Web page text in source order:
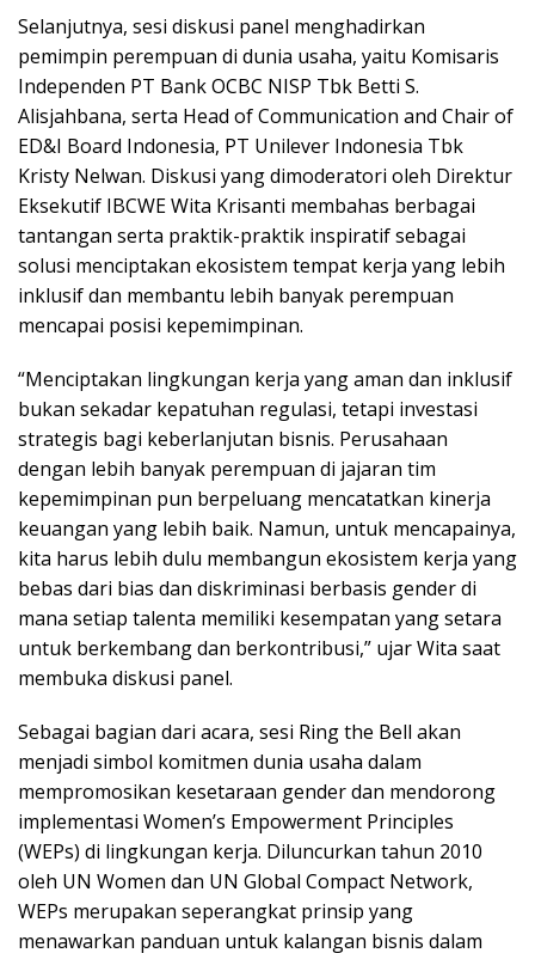
Selanjutnya, sesi diskusi panel menghadirkan
pemimpin perempuan di dunia usaha, yaitu Komisaris
Independen PT Bank OCBC NISP Tbk Betti S.
Alisjahbana, serta Head of Communication and Chair of
ED&I Board Indonesia, PT Unilever Indonesia Tbk
Kristy Nelwan. Diskusi yang dimoderatori oleh Direktur
Eksekutif IBCWE Wita Krisanti membahas berbagai
tantangan serta praktik-praktik inspiratif sebagai
solusi menciptakan ekosistem tempat kerja yang lebih
inklusif dan membantu lebih banyak perempuan
mencapai posisi kepemimpinan.
“Menciptakan lingkungan kerja yang aman dan inklusif
bukan sekadar kepatuhan regulasi, tetapi investasi
strategis bagi keberlanjutan bisnis. Perusahaan
dengan lebih banyak perempuan di jajaran tim
kepemimpinan pun berpeluang mencatatkan kinerja
keuangan yang lebih baik. Namun, untuk mencapainya,
kita harus lebih dulu membangun ekosistem kerja yang
bebas dari bias dan diskriminasi berbasis gender di
mana setiap talenta memiliki kesempatan yang setara
untuk berkembang dan berkontribusi,” ujar Wita saat
membuka diskusi panel.
Sebagai bagian dari acara, sesi Ring the Bell akan
menjadi simbol komitmen dunia usaha dalam
mempromosikan kesetaraan gender dan mendorong
implementasi Women’s Empowerment Principles
(WEPs) di lingkungan kerja. Diluncurkan tahun 2010
oleh UN Women dan UN Global Compact Network,
WEPs merupakan seperangkat prinsip yang
menawarkan panduan untuk kalangan bisnis dalam